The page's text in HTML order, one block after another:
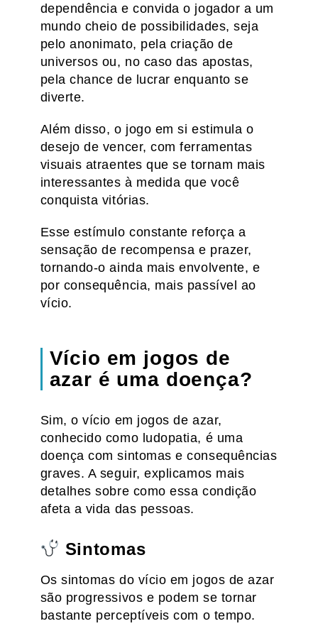
dependência e convida o jogador a um
mundo cheio de possibilidades, seja
pelo anonimato, pela criação de
universos ou, no caso das apostas,
pela chance de lucrar enquanto se
diverte.
Além disso, o jogo em si estimula o
desejo de vencer, com ferramentas
visuais atraentes que se tornam mais
interessantes à medida que você
conquista vitórias.
Esse estímulo constante reforça a
sensação de recompensa e prazer,
tornando-o ainda mais envolvente, e
por consequência, mais passível ao
vício.
Vício em jogos de
azar é uma doença?
Sim, o vício em jogos de azar,
conhecido como ludopatia, é uma
doença com sintomas e consequências
graves. A seguir, explicamos mais
detalhes sobre como essa condição
afeta a vida das pessoas.
Sintomas
Os sintomas do vício em jogos de azar
são progressivos e podem se tornar
bastante perceptíveis com o tempo.